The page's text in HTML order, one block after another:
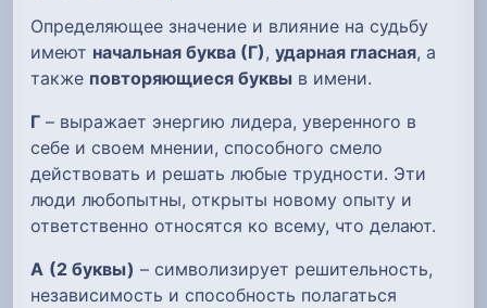
Определяющее значение и влияние на судьбу
имеют начальная буква (Г), ударная гласная, а
также повторяющиеся буквы в имени.
Г – выражает энергию лидера, уверенного в
себе и своем мнении, способного смело
действовать и решать любые трудности. Эти
люди любопытны, открыты новому опыту и
ответственно относятся ко всему, что делают.
А (2 буквы) – символизирует решительность,
независимость и способность полагаться